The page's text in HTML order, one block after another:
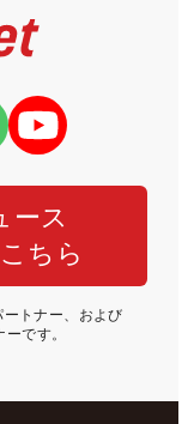
ース
ちら
トナー、および
です。